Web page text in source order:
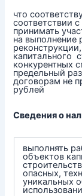
что
соответствии
принимать
на выполнение
капитального
конкурентных
предельный
договорам не
рублей
Сведения о
выполнять
объектов
опасных,
уникальных